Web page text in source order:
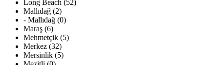
Long Beach (52)
Mallıdağ (2)
- Mallıdağ (0)
Maraş (6)
Mehmetçik (5)
Merkez (32)
Mersinlik (5)